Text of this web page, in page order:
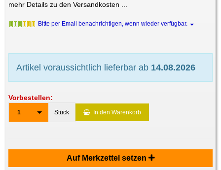
mehr Details zu den Versandkosten ...
Bitte per Email benachrichtigen, wenn wieder verfügbar.
Artikel voraussichtlich lieferbar ab 14.08.2026
Vorbestellen:
1 Stück In den Warenkorb
Auf Merkzettel setzen